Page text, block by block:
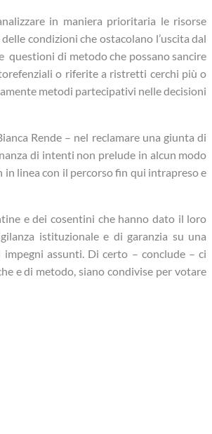
in maniera prioritaria le risorse
condizioni che ostacolano l’uscita dal
questioni di metodo che possano sancire
o riferite a ristretti cerchi più o
metodi partecipativi nelle decisioni
Rende – nel reclamare una giunta di
di intenti non prelude in alcun modo
linea con il percorso fin qui intrapreso e
e dei cosentini che hanno dato il loro
istituzionale e di garanzia su una
assunti. Di certo – conclude – ci
e di metodo, siano condivise per votare